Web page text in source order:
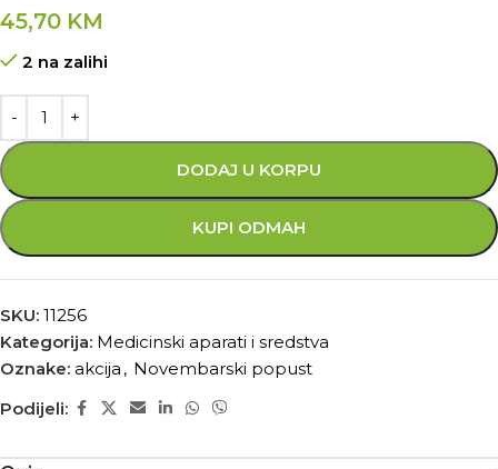
45,70 KM
2 na zalihi
DODAJ U KORPU
KUPI ODMAH
SKU: 11256
Kategorija: Medicinski aparati i sredstva
Oznake: akcija , Novembarski popust
Podijeli: